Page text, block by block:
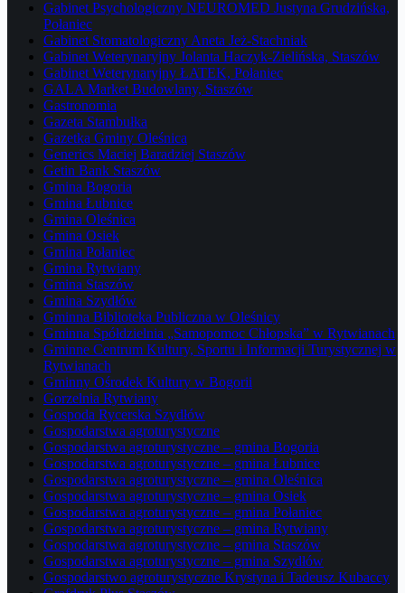
Gabinet Psychologiczny NEUROMED Justyna Grudzińska,
Połaniec
Gabinet Stomatologiczny Aneta Jeż-Stachniak
Gabinet Weterynaryjny Jolanta Haczyk-Zielińska, Staszów
Gabinet Weterynaryjny ŁATEK, Połaniec
GALA Market Budowlany, Staszów
Gastronomia
Gazeta Stambułka
Gazetka Gminy Oleśnica
Generics Maciej Baradziej Staszów
Getin Bank Staszów
Gmina Bogoria
Gmina Łubnice
Gmina Oleśnica
Gmina Osiek
Gmina Połaniec
Gmina Rytwiany
Gmina Staszów
Gmina Szydłów
Gminna Biblioteka Publiczna w Oleśnicy
Gminna Spółdzielnia „Samopomoc Chłopska” w Rytwianach
Gminne Centrum Kultury, Sportu i Informacji Turystycznej w
Rytwianach
Gminny Ośrodek Kultury w Bogorii
Gorzelnia Rytwiany
Gospoda Rycerska Szydłów
Gospodarstwa agroturystyczne
Gospodarstwa agroturystyczne – gmina Bogoria
Gospodarstwa agroturystyczne – gmina Łubnice
Gospodarstwa agroturystyczne – gmina Oleśnica
Gospodarstwa agroturystyczne – gmina Osiek
Gospodarstwa agroturystyczne – gmina Połaniec
Gospodarstwa agroturystyczne – gmina Rytwiany
Gospodarstwa agroturystyczne – gmina Staszów
Gospodarstwa agroturystyczne – gmina Szydłów
Gospodarstwo agroturystyczne Krystyna i Tadeusz Kubaccy